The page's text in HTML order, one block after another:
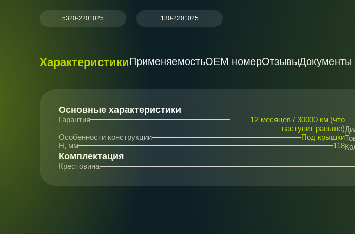
5320-2201025 130-2201025
ХарактеристикиПрименяемостьОЕМ номерОтзывыДокументы
Основные характеристики
Гарантия
12 месяцев / 30000 км (что
наступит раньше)
Особенности конструкции
Под крышки
H, мм
118
Комплектация
Крестовина